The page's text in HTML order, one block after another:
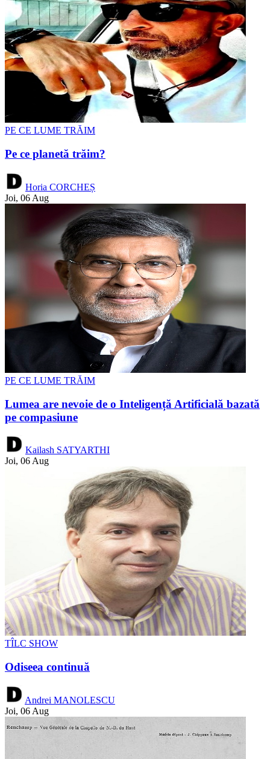
PE CE LUME TRĂIM
Pe ce planetă trăim?
Horia CORCHEȘ
Joi, 06 Aug
PE CE LUME TRĂIM
Lumea are nevoie de o Inteligență Artificială bazată
pe compasiune
Kailash SATYARTHI
Joi, 06 Aug
TÎLC SHOW
Odiseea continuă
Andrei MANOLESCU
Joi, 06 Aug